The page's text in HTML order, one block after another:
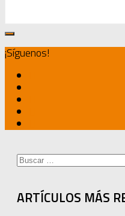
¡Síguenos!
Buscar:
ARTÍCULOS MÁS